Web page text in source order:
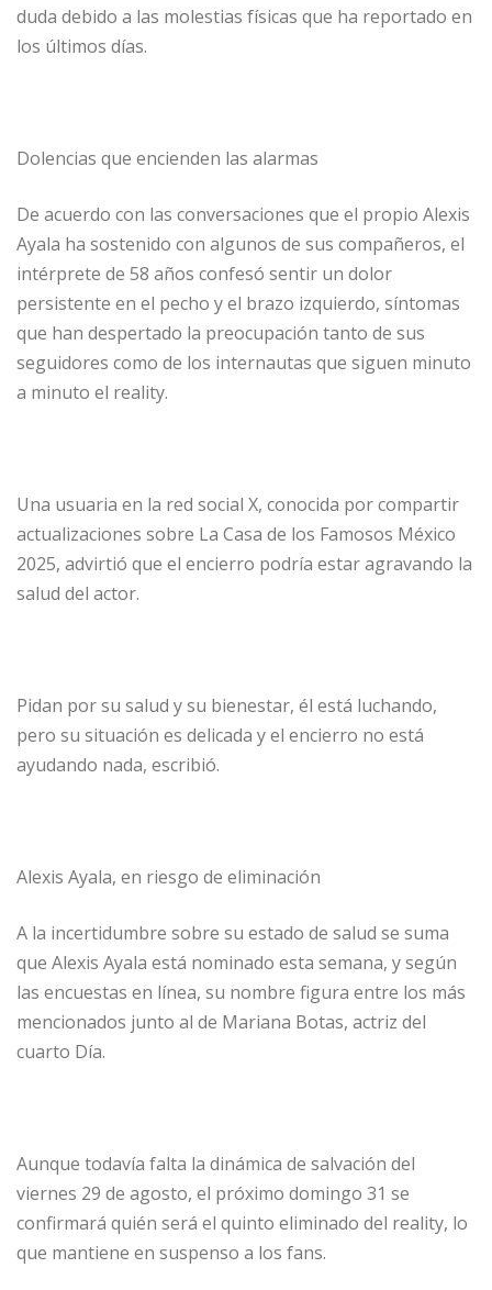
duda debido a las molestias físicas que ha reportado en
los últimos días.
Dolencias que encienden las alarmas
De acuerdo con las conversaciones que el propio Alexis
Ayala ha sostenido con algunos de sus compañeros, el
intérprete de 58 años confesó sentir un dolor
persistente en el pecho y el brazo izquierdo, síntomas
que han despertado la preocupación tanto de sus
seguidores como de los internautas que siguen minuto
a minuto el reality.
Una usuaria en la red social X, conocida por compartir
actualizaciones sobre La Casa de los Famosos México
2025, advirtió que el encierro podría estar agravando la
salud del actor.
Pidan por su salud y su bienestar, él está luchando,
pero su situación es delicada y el encierro no está
ayudando nada, escribió.
Alexis Ayala, en riesgo de eliminación
A la incertidumbre sobre su estado de salud se suma
que Alexis Ayala está nominado esta semana, y según
las encuestas en línea, su nombre figura entre los más
mencionados junto al de Mariana Botas, actriz del
cuarto Día.
Aunque todavía falta la dinámica de salvación del
viernes 29 de agosto, el próximo domingo 31 se
confirmará quién será el quinto eliminado del reality, lo
que mantiene en suspenso a los fans.